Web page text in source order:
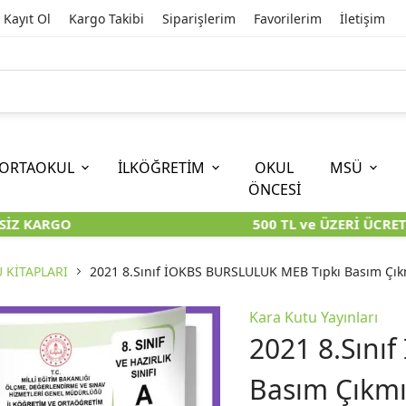
Kayıt Ol Kargo Takibi Siparişlerim Favorilerim İletişim
11. SINIF
KARA KUTU KİTAPLARI
TYT
KARA
EĞİTİM BİLİMLERİ
KARA KUTU KİTAPLARI
LİSANS
KARA
ORTAOKUL
6. SINIF (İOKBS)
KARA KUTU KİTAPLARI
İLKÖĞRETİM
OKUL
ÖNCESİ
MSÜ
KARGO 500 TL ve ÜZERİ
KİTAPLARI 2021 8.Sınıf İOKBS BURSLULUK MEB Tıpkı Basım
Kara Kutu Yayınları
2021
Basım